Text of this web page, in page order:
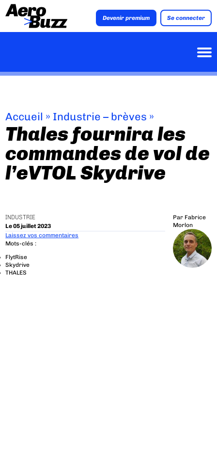
Devenir premium Se connecter
Accueil » Industrie – brèves »
Thales fournira les
commandes de vol de
l’eVTOL Skydrive
INDUSTRIE
Le 05 juillet 2023
Par Fabrice
Morlon
Laissez vos commentaires
Mots-clés :
FlytRise
Skydrive
THALES